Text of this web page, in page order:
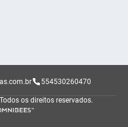
554530260470
Todos os direitos reservados.